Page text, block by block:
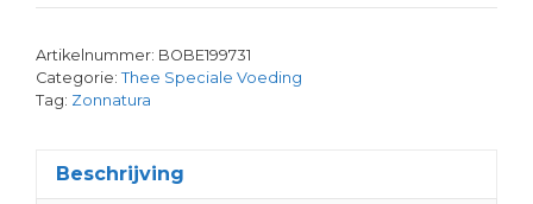
Artikelnummer: BOBE199731
Categorie: Thee Speciale Voeding
Tag: Zonnatura
Beschrijving